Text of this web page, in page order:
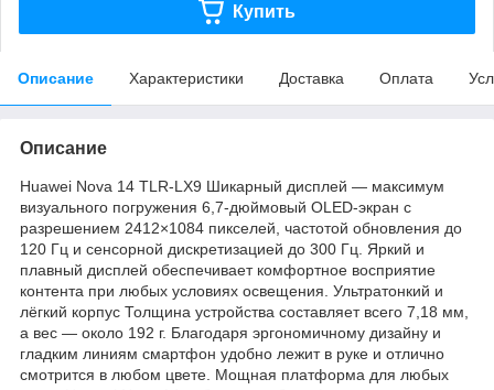
Купить
Описание Характеристики Доставка Оплата
Описание
Huawei Nova 14 TLR-LX9 Шикарный дисплей — максимум
визуального погружения 6,7-дюймовый OLED-экран с
разрешением 2412×1084 пикселей, частотой обновления до
120 Гц и сенсорной дискретизацией до 300 Гц. Яркий и
плавный дисплей обеспечивает комфортное восприятие
контента при любых условиях освещения. Ультратонкий и
лёгкий корпус Толщина устройства составляет всего 7,18 мм,
а вес — около 192 г. Благодаря эргономичному дизайну и
гладким линиям смартфон удобно лежит в руке и отлично
смотрится в любом цвете. Мощная платформа для любых